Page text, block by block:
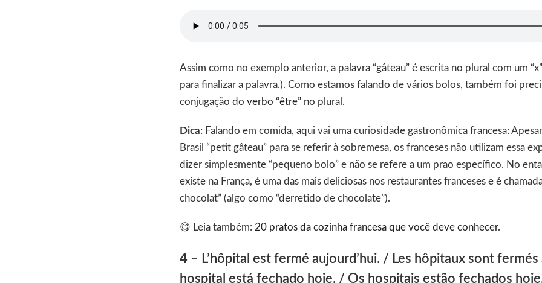
Assim como no exemplo anterior, a palavra “gâteau” é escrita no plural com um
para finalizar a palavra.). Como estamos falando de vários bolos, também foi
conjugação do verbo “être” no plural.
Dica: Falando em comida, aqui vai uma curiosidade gastronômica francesa:
Brasil “petit gâteau” para se referir à sobremesa, os franceses não utilizam essa
dizer simplesmente “pequeno bolo” e não se refere a um prao específico. No
existe na França, é uma das mais deliciosas nos restaurantes franceses e é
chocolat” (algo como “derretido de chocolate”).
😋 Leia também: 20 pratos da cozinha francesa que você deve conhecer.
4 – L’hôpital est fermé aujourd’hui. / Les hôpitaux sont fermés
hospital está fechado hoje. / Os hospitais estão fechados